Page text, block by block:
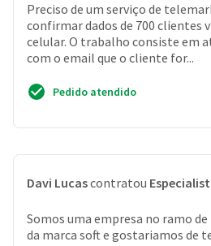
Preciso de um serviço de
confirmar dados de 700 clientes
celular. O trabalho consiste em
com o email que o cliente for...
Pedido atendido
Davi Lucascontratou
Somos uma empresa no ramo
da marca soft e gostariamos de